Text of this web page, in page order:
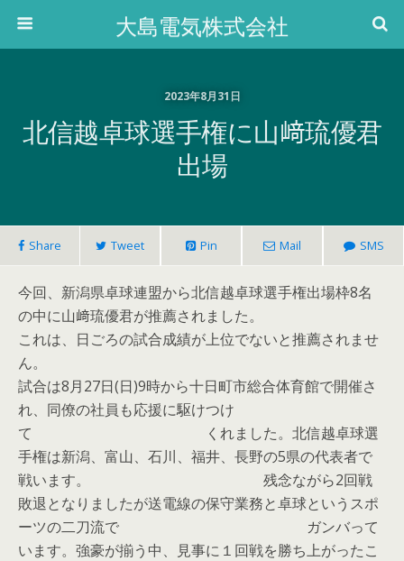
大島電気株式会社
2023年8月31日
北信越卓球選手権に山﨑琉優君
出場
Share Tweet Pin Mail SMS
今回、新潟県卓球連盟から北信越卓球選手権出場枠8名
の中に山﨑琉優君が推薦されました。
これは、日ごろの試合成績が上位でないと推薦されませ
ん。
試合は8月27日(日)9時から十日町市総合体育館で開催さ
れ、同僚の社員も応援に駆けつけ
て くれました。北信越卓球選
手権は新潟、富山、石川、福井、長野の5県の代表者で
戦います。 残念ながら2回戦
敗退となりましたが送電線の保守業務と卓球というスポ
ーツの二刀流で ガンバって
います。強豪が揃う中、見事に１回戦を勝ち上がったこ